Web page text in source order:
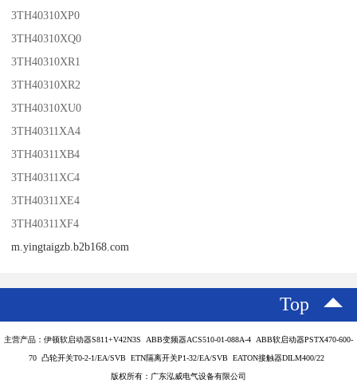
3TH40310XP0
3TH40310XQ0
3TH40310XR1
3TH40310XR2
3TH40310XU0
3TH40311XA4
3TH40311XB4
3TH40311XC4
3TH40311XE4
3TH40311XF4
m.yingtaigzb.b2b168.com
Top
主营产品：伊顿软启动器S811+V42N3S ABB变频器ACS510-01-088A-4 ABB软启动器PSTX470-600-
70 凸轮开关T0-2-1/EA/SVB ETN隔离开关P1-32/EA/SVB EATON接触器DILM400/22
版权所有：广东泓威电气设备有限公司